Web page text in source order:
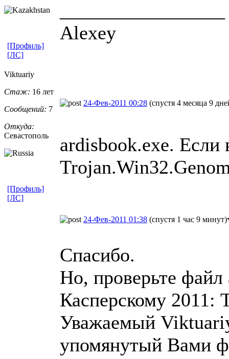
Alexey
[Профиль]
[ЛС]
Viktuariy
Стаж: 16 лет
Сообщений: 7
Откуда:
Севастополь
24-Фев-2011 00:28 (спустя 4 месяца 9
ardisbook.exe. Если
[Профиль]
[ЛС]
24-Фев-2011 01:38 (спустя 1 час 9 минут)
Спасибо.
Но, проверьте
Касперскому 2011:
Уважаемый
упомянутый Вами